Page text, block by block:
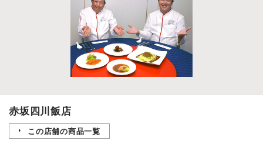
赤坂四川飯店
この店舗の商品一覧